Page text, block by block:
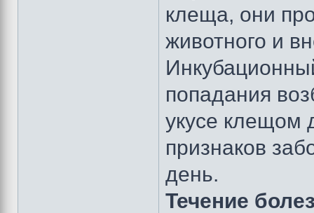
клеща, они
животного и
попадания
укусе клещом
признаков
день.
Течение